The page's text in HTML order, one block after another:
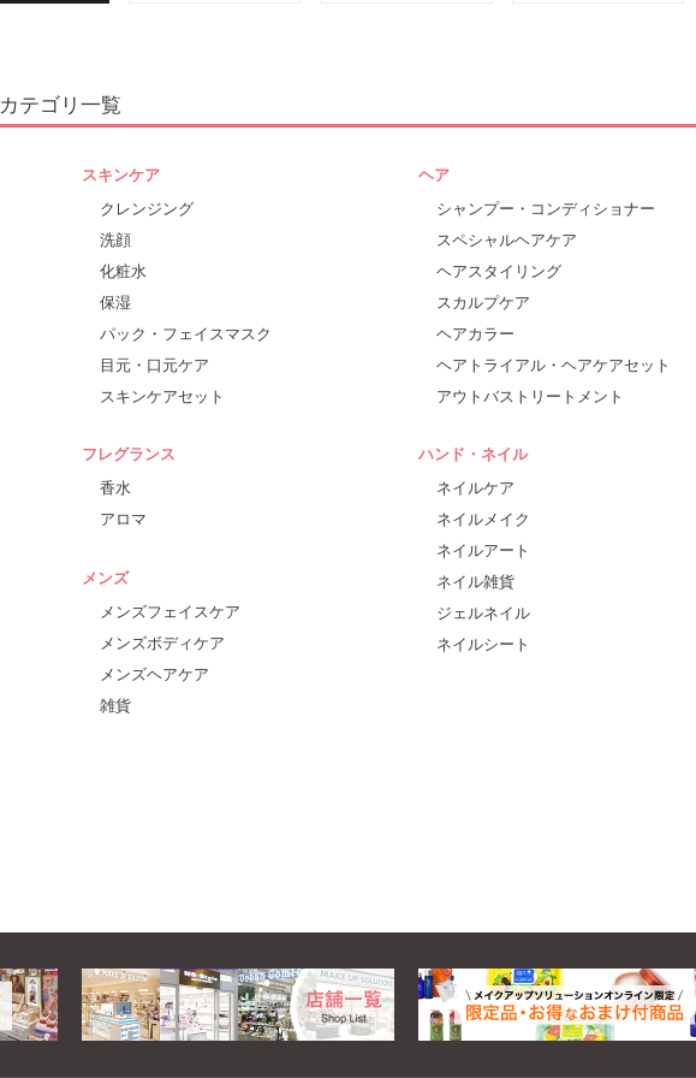
カテゴリ一覧
スキンケア
クレンジング
洗顔
化粧水
保湿
パック・フェイスマスク
目元・口元ケア
スキンケアセット
ヘア
シャンプー・コンディショナー
スペシャルヘアケア
ヘアスタイリング
スカルプケア
ヘアカラー
ヘアトライアル・ヘアケアセット
アウトバストリートメント
フレグランス
香水
アロマ
ハンド・ネイル
ネイルケア
ネイルメイク
ネイルアート
ネイル雑貨
ジェルネイル
ネイルシート
メンズ
メンズフェイスケア
メンズボディケア
メンズヘアケア
雑貨